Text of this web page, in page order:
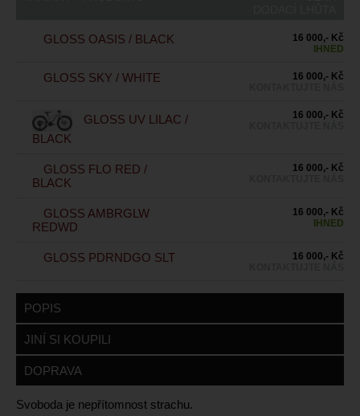
GLOSS OASIS / BLACK
16 000,- Kč
IHNED
GLOSS SKY / WHITE
16 000,- Kč
GLOSS UV LILAC /
BLACK
16 000,- Kč
GLOSS FLO RED /
BLACK
16 000,- Kč
GLOSS AMBRGLW
REDWD
16 000,- Kč
IHNED
GLOSS PDRNDGO SLT
16 000,- Kč
POPIS
JINÍ SI KOUPILI
DOPRAVA
Svoboda je nepřítomnost strachu.